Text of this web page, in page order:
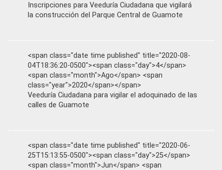
Inscripciones para Veeduría Ciudadana que vigilará
la construcción del Parque Central de Guamote
<span class="date time published" title="2020-08-
04T18:36:20-0500"><span class="day">4</span>
<span class="month">Ago</span> <span
class="year">2020</span></span>
Veeduría Ciudadana para vigilar el adoquinado de las
calles de Guamote
<span class="date time published" title="2020-06-
25T15:13:55-0500"><span class="day">25</span>
<span class="month">Jun</span> <span